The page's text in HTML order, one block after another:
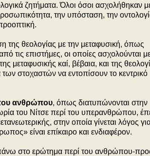
ζητήματα. Όλοι όσοι ασχολήθηκαν
την υπόσταση, την
της θεολογίας με την μεταφυσική, όπως
τις επιστήμες, οι οποίες ασχολούνται
μεταφυσικής καί, βέβαια, και της
στοχαστών να εντοπίσουν το κεντρικό
του ανθρώπου, όπως διατυπώνονται στην
του Νίτσε περί του υπερανθρώπου,
στην οποία γίνεται λόγος
είναι επίκαιρο και ενδιαφέρον.
πάνω στο ερώτημα περί του ανθρώπου-